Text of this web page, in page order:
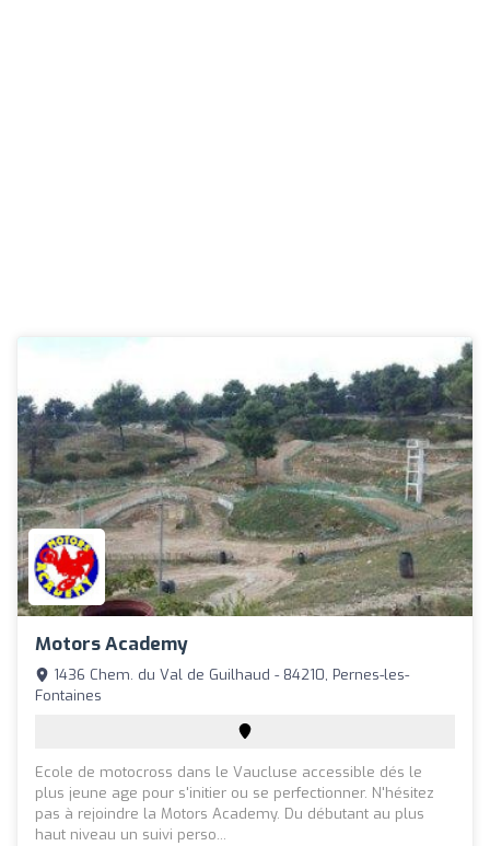
Motors Academy
1436 Chem. du Val de Guilhaud - 84210, Pernes-les-
Fontaines
Ecole de motocross dans le Vaucluse accessible dés le
plus jeune age pour s'initier ou se perfectionner. N'hésitez
pas à rejoindre la Motors Academy. Du débutant au plus
haut niveau un suivi perso...